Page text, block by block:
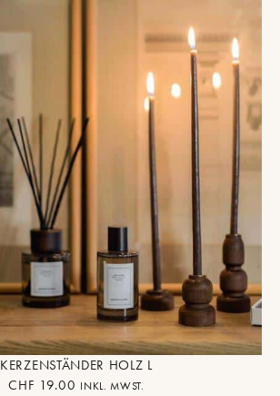
KERZENSTÄNDER HOLZ L
CHF 19.00 INKL. MWST.